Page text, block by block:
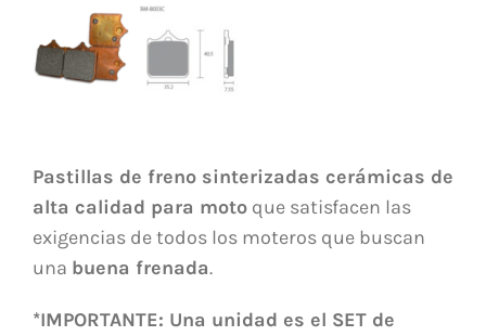
Pastillas de freno sinterizadas cerámicas de
alta calidad para motoque satisfacen las
exigencias de todos los moteros que buscan
una buena frenada.
*IMPORTANTE: Una unidad es el SET de